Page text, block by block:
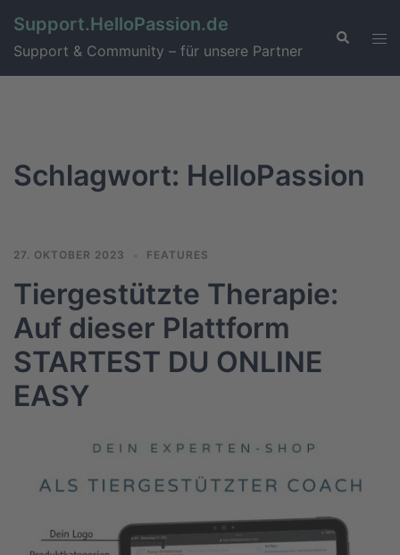
Support.HelloPassion.de
Support & Community – für unsere Partner
Schlagwort: HelloPassion
27. OKTOBER 2023 FEATURES
Tiergestützte Therapie:
Auf dieser Plattform
STARTEST DU ONLINE
EASY